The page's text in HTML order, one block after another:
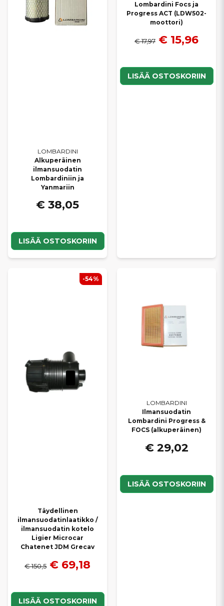
LOMBARDINI
Alkuperäinen
ilmansuodatin
Lombardiniin ja
Yanmariin
€ 38,05
LISÄÄ OSTOSKORIIN
Lombardini Focs ja
Progress ACT (LDW502-
moottori)
€ 17,97 € 15,96
LISÄÄ OSTOSKORIIN
Täydellinen
ilmansuodatinlaatikko /
ilmansuodatin kotelo
Ligier Microcar
Chatenet JDM Grecav
€ 150,5 € 69,18
LISÄÄ OSTOSKORIIN
-54%
LOMBARDINI
Ilmansuodatin
Lombardini Progress &
FOCS (alkuperäinen)
€ 29,02
LISÄÄ OSTOSKORIIN